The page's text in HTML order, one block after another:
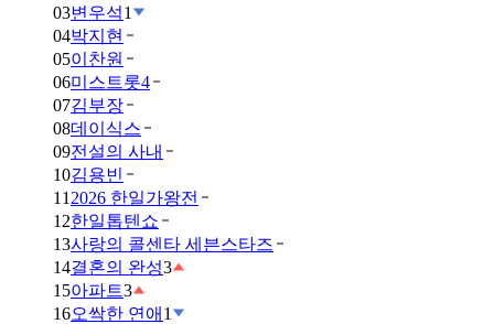
03변우석1
04박지현
05이찬원
06미스트롯4
07김부장
08데이식스
09전설의 사내
10김용빈
11 2026 한일가왕전
12한일톱텐쇼
13사랑의 콜센타 세븐스타즈
14결혼의 완성3
15아파트3
16오싹한 연애 1